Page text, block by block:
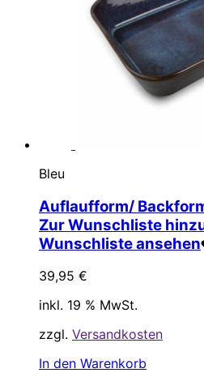
Bleu
Auflaufform/
Zur Wunschliste
Wunschliste ansehen
39,95 €
inkl. 19 % MwSt.
zzgl. Versandkosten
In den Warenkorb